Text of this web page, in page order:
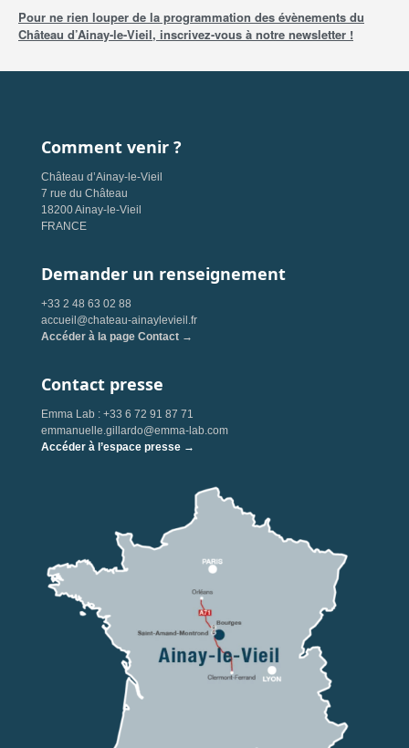
Pour ne rien louper de la programmation des évènements du
Château d’Ainay-le-Vieil, inscrivez-vous à notre newsletter !
Comment venir ?
Château d’Ainay-le-Vieil
7 rue du Château
18200 Ainay-le-Vieil
FRANCE
Demander un renseignement
+33 2 48 63 02 88
accueil@chateau-ainaylevieil.fr
Accéder à la page Contact →
Contact presse
Emma Lab : +33 6 72 91 87 71
emmanuelle.gillardo@emma-lab.com
Accéder à l’espace presse →